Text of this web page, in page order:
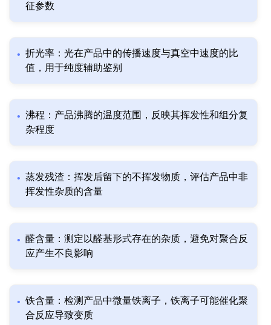
征参数
折光率：光在产品中的传播速度与真空中速度的比
值，用于纯度辅助鉴别
沸程：产品沸腾的温度范围，反映其挥发性和组分复
杂程度
蒸发残渣：挥发后留下的不挥发物质，评估产品中非
挥发性杂质的含量
醛含量：测定以醛基形式存在的杂质，避免对聚合反
应产生不良影响
铁含量：检测产品中微量铁离子，铁离子可能催化聚
合反应导致变质